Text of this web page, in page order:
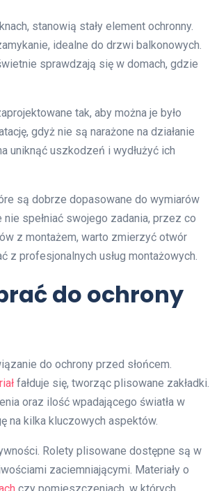
stanowią stały element ochronny.
idealne do drzwi balkonowych.
sprawdzają się w domach, gdzie
tak, aby można je było
gdyż nie są narażone na działanie
uniknąć uszkodzeń i wydłużyć ich
są dobrze dopasowane do wymiarów
spełniać swojego zadania, przez co
z montażem, warto zmierzyć otwór
profesjonalnych usług montażowych.
do ochrony
do ochrony przed słońcem.
fałduje się, tworząc plisowane zakładki.
oraz ilość wpadającego światła w
na kilka kluczowych aspektów.
Rolety plisowane dostępne są w
zaciemniającymi. Materiały o